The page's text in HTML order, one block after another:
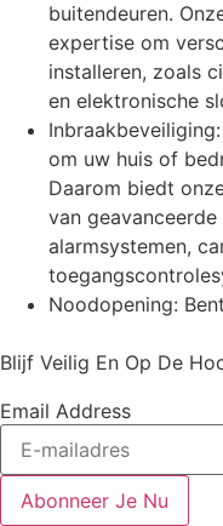
buitendeuren.
expertise om
installeren, zoals
en elektronische
om uw huis of
Daarom biedt
van
alarmsystemen,
Noodopening:
Blijf Veilig En Op De
Email Address
Abonneer Je Nu